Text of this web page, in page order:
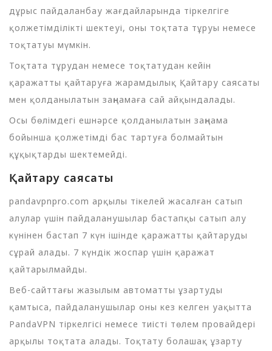
дұрыс пайдаланбау жағдайларында тіркелгіге
қолжетімділікті шектеуі, оны тоқтата тұруы немесе
тоқтатуы мүмкін.
Тоқтата тұрудан немесе тоқтатудан кейін
қаражатты қайтаруға жарамдылық Қайтару саясаты
мен қолданылатын заңнамаға сай айқындалады.
Осы бөлімдегі ешнәрсе қолданылатын заңнама
бойынша қолжетімді бас тартуға болмайтын
құқықтарды шектемейді.
Қайтару саясаты
pandavpnpro.com арқылы тікелей жасалған сатып
алулар үшін пайдаланушылар бастапқы сатып алу
күнінен бастап 7 күн ішінде қаражатты қайтаруды
сұрай алады. 7 күндік жоспар үшін қаражат
қайтарылмайды.
Веб-сайттағы жазылым автоматты ұзартуды
қамтыса, пайдаланушылар оны кез келген уақытта
PandaVPN тіркелгісі немесе тиісті төлем провайдері
арқылы тоқтата алады. Тоқтату болашақ ұзарту